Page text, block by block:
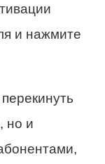
и нажмите
но и